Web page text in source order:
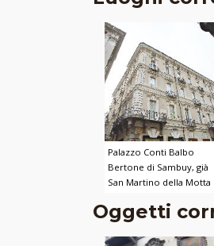
Palazzo Conti Balbo
Bertone di Sambuy, già
San Martino della Motta
Oggetti